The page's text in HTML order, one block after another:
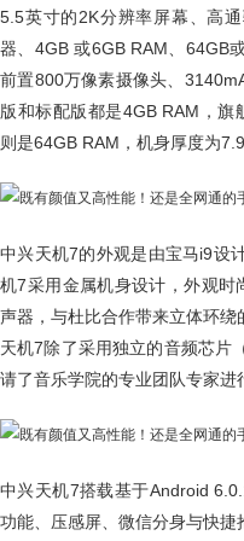
5.5英寸的2K分辨率屏幕、高
器、4GB 或6GB RAM、64GB
前置800万像素摄像头、
版和标配版都是4GB RAM，旗
则是64GB RAM，机身厚度为
中兴天机7的外观是由宝马i9设
机7采用金属机身设计，外观时
声器，与杜比合作带来立体环
天机7除了采用独立的音频芯片
请了音乐学院的专业团队专家进
中兴天机7搭载基于Android
功能、压感屏、微信分身与快